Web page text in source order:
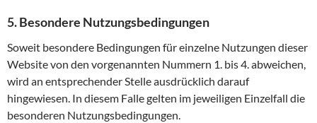
5. Besondere Nutzungsbedingungen
Soweit besondere Bedingungen für einzelne Nutzungen dieser
Website von den vorgenannten Nummern 1. bis 4. abweichen,
wird an entsprechender Stelle ausdrücklich darauf
hingewiesen. In diesem Falle gelten im jeweiligen Einzelfall die
besonderen Nutzungsbedingungen.